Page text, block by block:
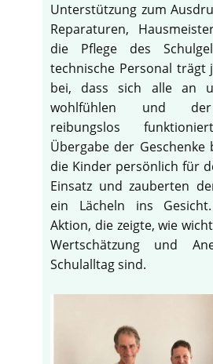
Unterstützung zum
Reparaturen,
die Pflege des
technische Personal trägt
bei, dass sich alle an
wohlfühlen und der
reibungslos
Übergabe der Geschenke
die Kinder persönlich für
Einsatz und zauberten
ein Lächeln ins
Aktion, die zeigte, wie
Wertschätzung und
Schulalltag sind.